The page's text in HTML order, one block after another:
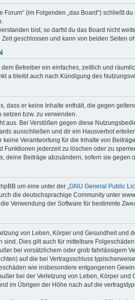
Forum“ (im Folgenden „das Board“) schließt
bist, so darfst du das Board nicht
geschlossen und kann von beiden Seiten
Betreiber ein einfaches, zeitlich und
a bleibt auch nach Kündigung des
dass er keine Inhalte enthält, die gegen
bzw. zu verwenden.
aus. Bei Verstößen gegen diese
ausschließen und dir ein Hausverbot
keine Verantwortung für die Inhalte von
Funktionen jederzeit zu löschen oder zu
deine Beiträge abzuändern, sofern sie
um eine unter der „GNU General Public
die deutschsprachige Community unter
Verwendung der Software für bestimmte
von Leben, Körper und Gesundheit
Dies gilt auch für mittelbare
bei vorsätzlichem oder grob fahrlässigem
auf die bei Vertragsschluss
wie insbesondere entgangenen
bei der Verletzung von Leben, Körper
im Übrigen der Höhe nach auf die